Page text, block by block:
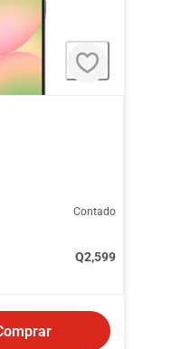
Contado
Q2,599